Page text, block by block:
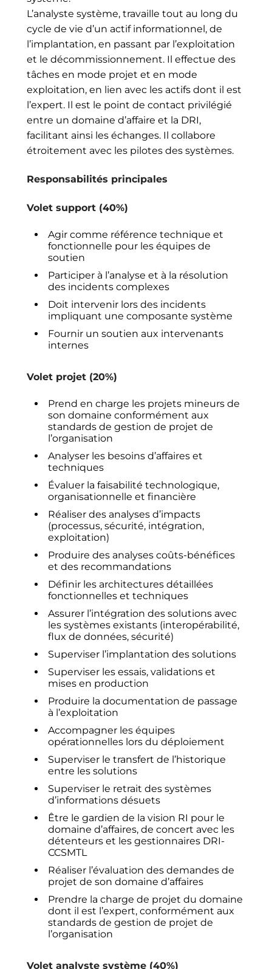
L’analyste système, travaille tout au long du
cycle de vie d’un actif informationnel, de
l’implantation, en passant par l’exploitation
et le décommissionnement. Il effectue des
tâches en mode projet et en mode
exploitation, en lien avec les actifs dont il est
l’expert. Il est le point de contact privilégié
entre un domaine d’affaire et la DRI,
facilitant ainsi les échanges. Il collabore
étroitement avec les pilotes des systèmes.
Responsabilités principales
Volet support (40%)
Agir comme référence technique et
fonctionnelle pour les équipes de
soutien
Participer à l’analyse et à la résolution
des incidents complexes
Doit intervenir lors des incidents
impliquant une composante système
Fournir un soutien aux intervenants
internes
Volet projet (20%)
Prend en charge les projets mineurs de
son domaine conformément aux
standards de gestion de projet de
l’organisation
Analyser les besoins d’affaires et
techniques
Évaluer la faisabilité technologique,
organisationnelle et financière
Réaliser des analyses d’impacts
(processus, sécurité, intégration,
exploitation)
Produire des analyses coûts-bénéfices
et des recommandations
Définir les architectures détaillées
fonctionnelles et techniques
Assurer l’intégration des solutions avec
les systèmes existants (interopérabilité,
flux de données, sécurité)
Superviser l’implantation des solutions
Superviser les essais, validations et
mises en production
Produire la documentation de passage
à l’exploitation
Accompagner les équipes
opérationnelles lors du déploiement
Superviser le transfert de l’historique
entre les solutions
Superviser le retrait des systèmes
d’informations désuets
Être le gardien de la vision RI pour le
domaine d’affaires, de concert avec les
détenteurs et les gestionnaires DRI-
CCSMTL
Réaliser l’évaluation des demandes de
projet de son domaine d’affaires
Prendre la charge de projet du domaine
dont il est l’expert, conformément aux
standards de gestion de projet de
l’organisation
Volet analyste système (40%)